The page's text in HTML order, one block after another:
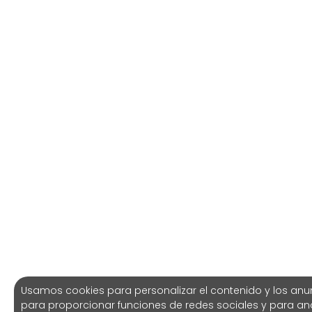
Usamos cookies para personalizar el contenido y los
para proporcionar funciones de redes sociales y para